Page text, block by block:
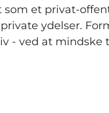
et privat-
ydelser.
- ved at